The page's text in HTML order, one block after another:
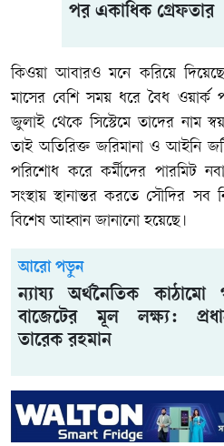
পর একাধিক গ্রেফতার
কিওয়া আবারও মনে করিয়ে
মাসের বেশি সময় ধরে বৈধ ওয়ার্ক
জুলাই থেকে সিস্টেমে তাদের নাম
তাই অতিরিক্ত জরিমানা ও আইনি
পরিশোধ করে কর্মীদের পারমিট
সংস্থায় স্থানান্তর করতে সৌদির সব
বিশেষ আহ্বান জানানো হয়েছে।
আরো পড়ুন
ন্যায্য অর্থনৈতিক কাঠামো
বাজেটের মূল লক্ষ্য:
তারেক রহমান